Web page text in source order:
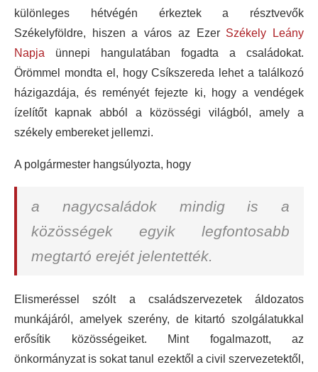
különleges hétvégén érkeztek a résztvevők
Székelyföldre, hiszen a város az Ezer Székely Leány
Napja ünnepi hangulatában fogadta a családokat.
Örömmel mondta el, hogy Csíkszereda lehet a találkozó
házigazdája, és reményét fejezte ki, hogy a vendégek
ízelítőt kapnak abból a közösségi világból, amely a
székely embereket jellemzi.
A polgármester hangsúlyozta, hogy
a nagycsaládok mindig is a
közösségek egyik legfontosabb
megtartó erejét jelentették.
Elismeréssel szólt a családszervezetek áldozatos
munkájáról, amelyek szerény, de kitartó szolgálatukkal
erősítik közösségeiket. Mint fogalmazott, az
önkormányzat is sokat tanul ezektől a civil szervezetektől,